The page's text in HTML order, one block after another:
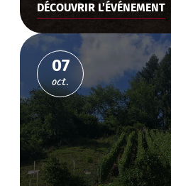
DÉCOUVRIR L’ÉVÉNEMENT
07
oct.